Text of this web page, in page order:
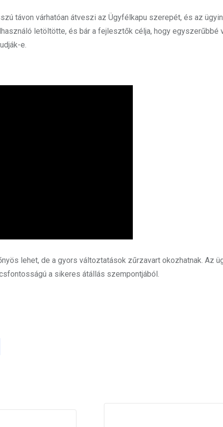
távon várhatóan átveszi az Ügyfélkapu szerepét, és az
letöltötte, és bár a fejlesztők célja, hogy egyszerűbbé
e.
lehet, de a gyors változtatások zűrzavart okozhatnak. Az
a sikeres átállás szempontjából.